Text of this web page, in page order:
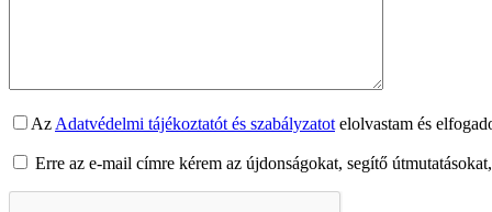
Az Adatvédelmi tájékoztatót és szabályzatot elolvastam és
Erre az e-mail címre kérem az újdonságokat, segítő